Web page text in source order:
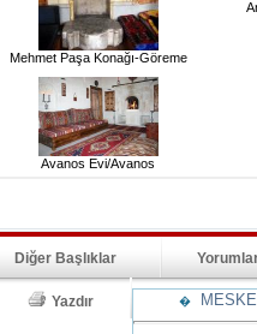
Mehmet Paşa Konağı-Göreme
Avanos Evi/Avanos
Diğer Başlıklar
Yazdır �